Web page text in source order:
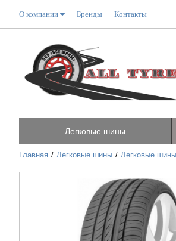
О компании Бренды Контакты
Легковые шины
Главная Легковые шины Легковые